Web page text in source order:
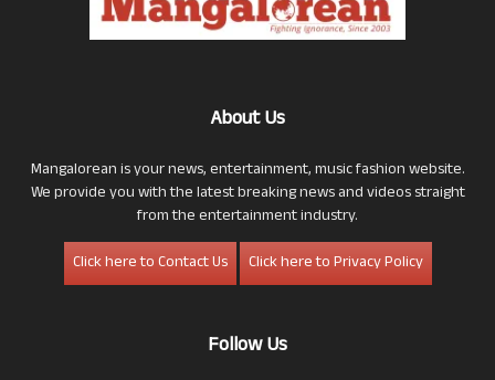
About Us
Mangalorean is your news, entertainment, music fashion website.
We provide you with the latest breaking news and videos straight
from the entertainment industry.
Click here to Contact Us
Click here to Privacy Policy
Follow Us